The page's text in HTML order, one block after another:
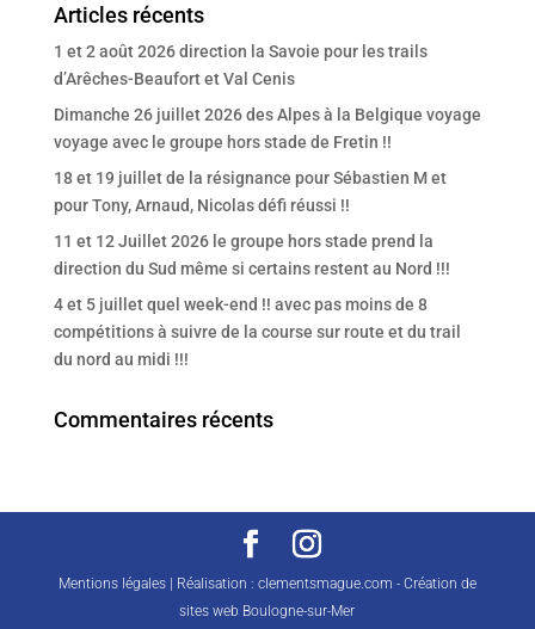
Articles récents
1 et 2 août 2026 direction la Savoie pour les trails
d’Arêches-Beaufort et Val Cenis
Dimanche 26 juillet 2026 des Alpes à la Belgique voyage
voyage avec le groupe hors stade de Fretin !!
18 et 19 juillet de la résignance pour Sébastien M et
pour Tony, Arnaud, Nicolas défi réussi !!
11 et 12 Juillet 2026 le groupe hors stade prend la
direction du Sud même si certains restent au Nord !!!
4 et 5 juillet quel week-end !! avec pas moins de 8
compétitions à suivre de la course sur route et du trail
du nord au midi !!!
Commentaires récents
Mentions légales| Réalisation : clementsmague.com - Création de
sites web Boulogne-sur-Mer